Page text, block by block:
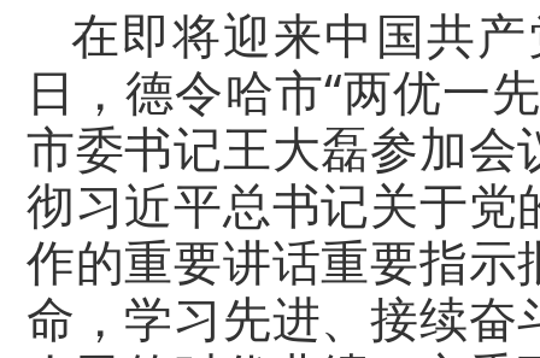
在即将迎来中国共
日，德令哈市“两优一
市委书记王大磊参加
彻习近平总书记关于
作的重要讲话重要指
命，学习先进、接续